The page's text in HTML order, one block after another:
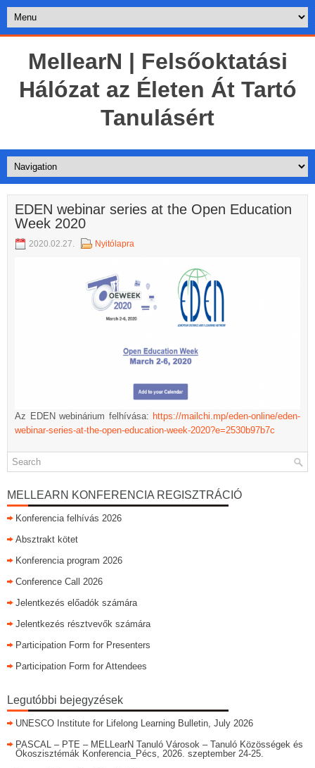
MellearN | Felsőoktatási
Hálózat az Életen Át Tartó
Tanulásért
EDEN webinar series at the Open Education
Week 2020
2020.02.27. Nyitólapra
Az EDEN webinárium felhívása: https://mailchi.mp/eden-online/eden-
webinar-series-at-the-open-education-week-2020?e=2530b97b7c
MELLEARN KONFERENCIA REGISZTRÁCIÓ
Konferencia felhívás 2026
Absztrakt kötet
Konferencia program 2026
Conference Call 2026
Jelentkezés előadók számára
Jelentkezés résztvevők számára
Participation Form for Presenters
Participation Form for Attendees
Legutóbbi bejegyzések
UNESCO Institute for Lifelong Learning Bulletin, July 2026
PASCAL – PTE – MELLearN Tanuló Városok – Tanuló Közösségek és
Ökoszisztémák Konferencia_Pécs, 2026. szeptember 24-25.